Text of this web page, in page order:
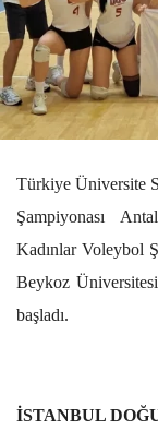
Türkiye Üniversite
Şampiyonası
Kadınlar Voleybol
Beykoz
başladı.
İSTANBUL